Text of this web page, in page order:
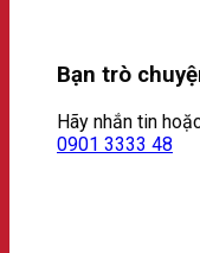
Bạn trò
Hãy nhắn tin
0901 3333 48